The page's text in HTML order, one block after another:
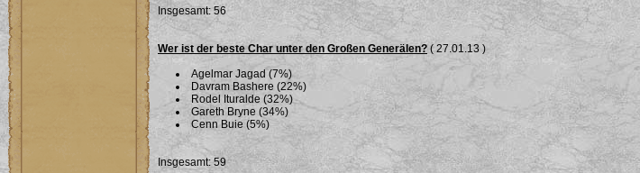
Insgesamt: 56
Wer ist der beste Char unter den Großen Generälen? ( 27.01.13 )
Agelmar Jagad (7%)
Davram Bashere (22%)
Rodel Ituralde (32%)
Gareth Bryne (34%)
Cenn Buie (5%)
Insgesamt: 59